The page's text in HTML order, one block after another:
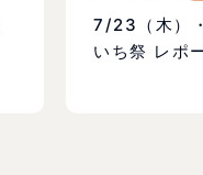
7/23（木）
いち祭 レポ